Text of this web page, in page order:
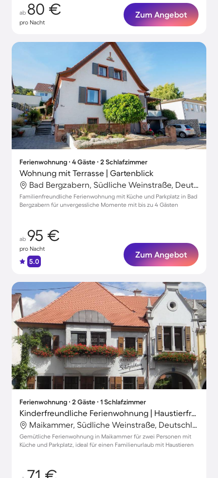
ab 80 €
pro Nacht
Zum Angebot
Ferienwohnung ∙ 4 Gäste ∙ 2 Schlafzimmer
Wohnung mit Terrasse | Gartenblick
Bad Bergzabern, Südliche Weinstraße, Deutschland
Familienfreundliche Ferienwohnung mit Küche und Parkplatz in Bad
Bergzabern für unvergessliche Momente mit bis zu 4 Gästen
ab 95 €
pro Nacht
5.0
Zum Angebot
Ferienwohnung ∙ 2 Gäste ∙ 1 Schlafzimmer
Kinderfreundliche Ferienwohnung | Haustierfreundlich
Maikammer, Südliche Weinstraße, Deutschland
Gemütliche Ferienwohnung in Maikammer für zwei Personen mit
Küche und Parkplatz, ideal für einen Familienurlaub mit Haustieren